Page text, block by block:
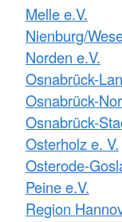
Melle e.V.
Nienburg/
Norden e.V.
Osnabrück-
Osnabrück-
Osnabrück-
Osterholz e. V.
Osterode-
Peine e.V.
Region